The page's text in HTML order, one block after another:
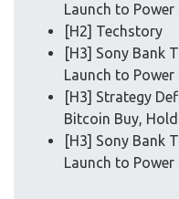
Launch to
[H2] Techstory
[H3] Sony Bank
Launch to
[H3] Strategy
Bitcoin Buy,
[H3] Sony Bank
Launch to